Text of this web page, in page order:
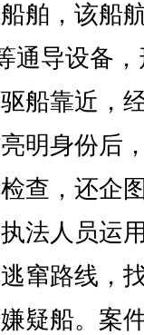
舶，该船
通导设备
船靠近，
明身份后
查，还企
法人员运
窜路线，
疑船。案